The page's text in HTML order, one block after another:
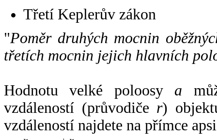
Třetí Keplerův zákon
"Poměr druhých mocnin
třetích mocnin jejich hlavních
Hodnotu velké poloosy a
vzdáleností (průvodiče r)
vzdáleností najdete na přímce